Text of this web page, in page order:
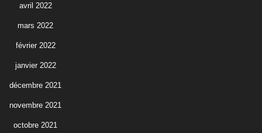
avril 2022
mars 2022
février 2022
janvier 2022
décembre 2021
novembre 2021
octobre 2021